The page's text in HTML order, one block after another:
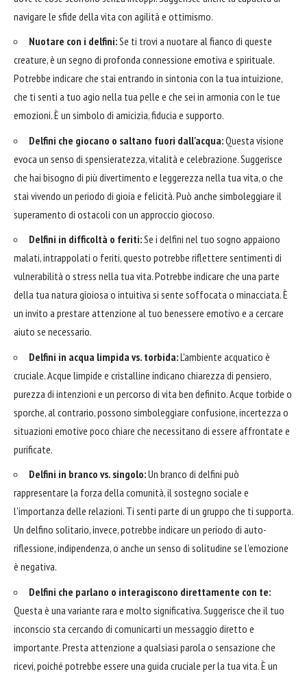
navigare le sfide della vita con agilità e ottimismo.
Nuotare con i delfini:Se ti trovi a nuotare al fianco di queste
creature, è un segno di profonda connessione emotiva e spirituale.
Potrebbe indicare che stai entrando in sintonia con la tua intuizione,
che ti senti a tuo agio nella tua pelle e che sei in armonia con le tue
emozioni. È un simbolo di amicizia, fiducia e supporto.
Delfini che giocano o saltano fuori dall'acqua:Questa visione
evoca un senso di spensieratezza, vitalità e celebrazione. Suggerisce
che hai bisogno di più divertimento e leggerezza nella tua vita, o che
stai vivendo un periodo di gioia e felicità. Può anche simboleggiare il
superamento di ostacoli con un approccio giocoso.
Delfini in difficoltà o feriti:Se i delfini nel tuo sogno appaiono
malati, intrappolati o feriti, questo potrebbe riflettere sentimenti di
vulnerabilità o stress nella tua vita. Potrebbe indicare che una parte
della tua natura gioiosa o intuitiva si sente soffocata o minacciata. È
un invito a prestare attenzione al tuo benessere emotivo e a cercare
aiuto se necessario.
Delfini in acqua limpida vs. torbida:L'ambiente acquatico è
cruciale. Acque limpide e cristalline indicano chiarezza di pensiero,
purezza di intenzioni e un percorso di vita ben definito. Acque torbide o
sporche, al contrario, possono simboleggiare confusione, incertezza o
situazioni emotive poco chiare che necessitano di essere affrontate e
purificate.
Delfini in branco vs. singolo:Un branco di delfini può
rappresentare la forza della comunità, il sostegno sociale e
l'importanza delle relazioni. Ti senti parte di un gruppo che ti supporta.
Un delfino solitario, invece, potrebbe indicare un periodo di auto-
riflessione, indipendenza, o anche un senso di solitudine se l'emozione
è negativa.
Delfini che parlano o interagiscono direttamente con te:
Questa è una variante rara e molto significativa. Suggerisce che il tuo
inconscio sta cercando di comunicarti un messaggio diretto e
importante. Presta attenzione a qualsiasi parola o sensazione che
ricevi, poiché potrebbe essere una guida cruciale per la tua vita. È un